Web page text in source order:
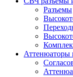
Разъемы
Аттенюаторы